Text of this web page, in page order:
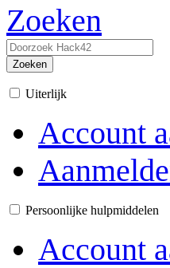
Zoeken
Zoeken
Uiterlijk
Account
Persoonlijke hulpmiddelen
Account